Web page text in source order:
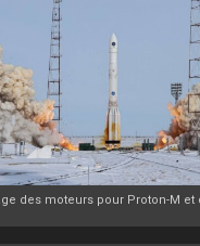
des moteurs pour Proton-M et